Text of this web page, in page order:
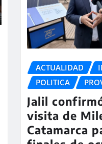
ACTUALIDAD
POLITICA
Jalil
visita de
Catamarca